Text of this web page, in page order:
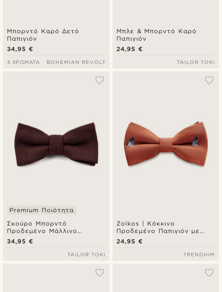
Μπορντό Καρό Δετό
Παπιγιόν
34,95 €
3 ΧΡΏΜΑΤΑ BOHEMIAN REVOLT
Μπλε & Μπορντό Καρό
Παπιγιόν
24,95 €
TAILOR TOKI
Σκούρο Μπορντό
Προδεμένο Μάλλινο
Παπιγιόν Χειροποίητο
Premium Ποιότητα
34,95 €
TAILOR TOKI
Zoikos | Κόκκινο
Προδεμένο Παπιγιόν με
Μοτίβο Χήνες
24,95 €
TRENDHIM